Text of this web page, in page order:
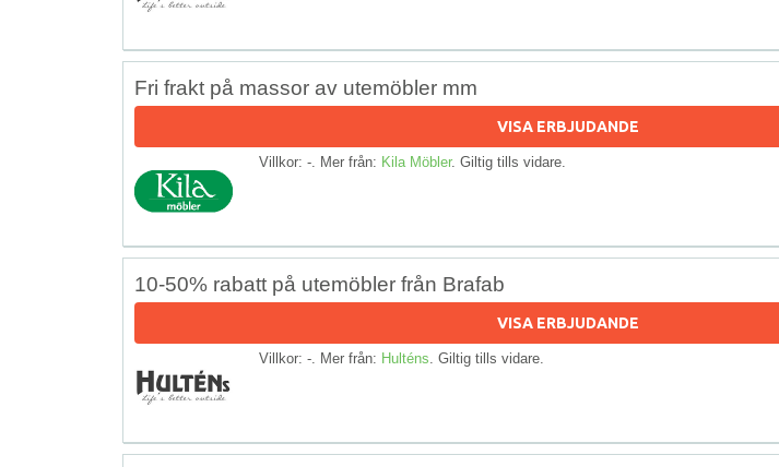
Fri frakt på massor av utemöbler mm
VISA ERBJUDANDE
Villkor: -. Mer från: Kila Möbler. Giltig tills vidare.
10-50% rabatt på utemöbler från Brafab
VISA ERBJUDANDE
Villkor: -. Mer från: Hulténs . Giltig tills vidare.